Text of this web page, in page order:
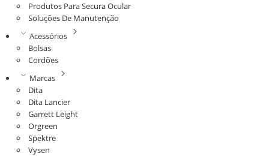
Produtos Para Secura Ocular
Soluções De Manutenção
Acessórios
Bolsas
Cordões
Marcas
Dita
Dita Lancier
Garrett Leight
Orgreen
Spektre
Vysen